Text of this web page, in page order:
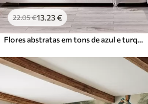
22.05€13 .23€